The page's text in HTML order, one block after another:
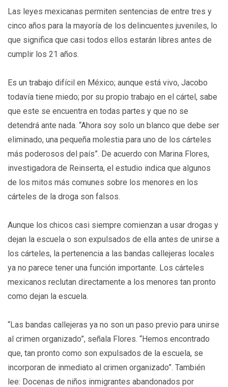
Las leyes mexicanas permiten sentencias de entre tres y
cinco años para la mayoría de los delincuentes juveniles, lo
que significa que casi todos ellos estarán libres antes de
cumplir los 21 años.
Es un trabajo difícil en México; aunque está vivo, Jacobo
todavía tiene miedo; por su propio trabajo en el cártel, sabe
que este se encuentra en todas partes y que no se
detendrá ante nada. “Ahora soy solo un blanco que debe ser
eliminado, una pequeña molestia para uno de los cárteles
más poderosos del país”. De acuerdo con Marina Flores,
investigadora de Reinserta, el estudio indica que algunos
de los mitos más comunes sobre los menores en los
cárteles de la droga son falsos.
Aunque los chicos casi siempre comienzan a usar drogas y
dejan la escuela o son expulsados de ella antes de unirse a
los cárteles, la pertenencia a las bandas callejeras locales
ya no parece tener una función importante. Los cárteles
mexicanos reclutan directamente a los menores tan pronto
como dejan la escuela.
“Las bandas callejeras ya no son un paso previo para unirse
al crimen organizado”, señala Flores. “Hemos encontrado
que, tan pronto como son expulsados de la escuela, se
incorporan de inmediato al crimen organizado”. También
lee: Docenas de niños inmigrantes abandonados por